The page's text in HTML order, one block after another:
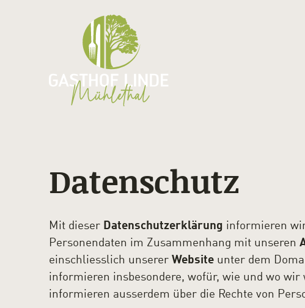
Datenschutz
Mit dieser Datenschutzerklärung informieren
Personendaten im Zusammenhang mit unseren
einschliesslich unserer Website unter dem
informieren insbesondere, wofür, wie und wo
informieren ausserdem über die Rechte von